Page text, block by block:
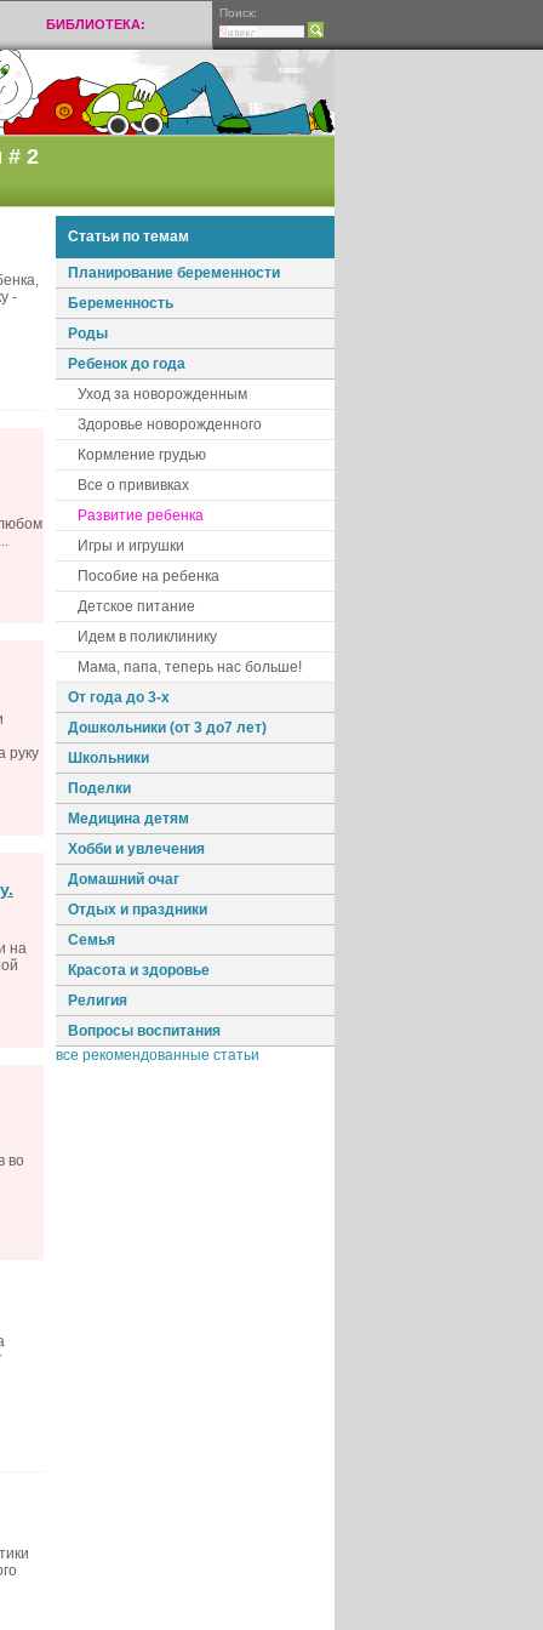
БИБЛИОТЕКА:
Поиск:
# 2
-
руку
на
во
Статьи по темам
Планирование беременности
Беременность
Роды
Ребенок до года
Уход за новорожденным
Здоровье новорожденного
Кормление грудью
Все о прививках
Развитие ребенка
Игры и игрушки
Пособие на ребенка
Детское питание
Идем в поликлинику
Мама, папа, теперь нас больше!
От года до 3-х
Дошкольники (от 3 до7 лет)
Школьники
Поделки
Медицина детям
Хобби и увлечения
Домашний очаг
Отдых и праздники
Семья
Красота и здоровье
Религия
Вопросы воспитания
все рекомендованные статьи